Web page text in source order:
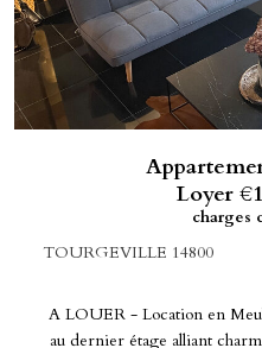
Loyer
charges
TOURGEVILLE 14800
A LOUER - Location en
au dernier étage alliant